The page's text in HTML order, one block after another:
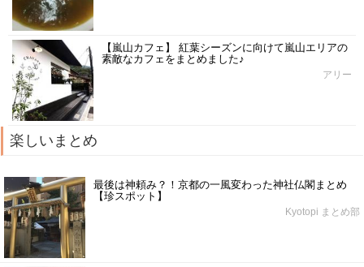
【嵐山カフェ】 紅葉シーズンに向けて嵐山エリアの
素敵なカフェをまとめました♪
アリー
楽しいまとめ
最後は神頼み？！京都の一風変わった神社仏閣まとめ
【珍スポット】
Kyotopi まとめ部